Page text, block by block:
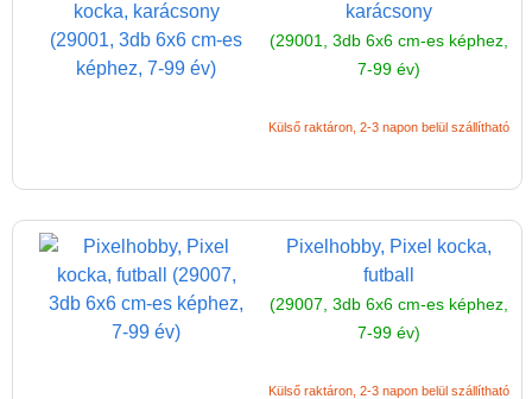
karácsony
(29001, 3db 6x6 cm-es képhez,
7-99 év)
Külső raktáron, 2-3 napon belül szállítható
Pixelhobby, Pixel kocka,
futball
(29007, 3db 6x6 cm-es képhez,
7-99 év)
Külső raktáron, 2-3 napon belül szállítható